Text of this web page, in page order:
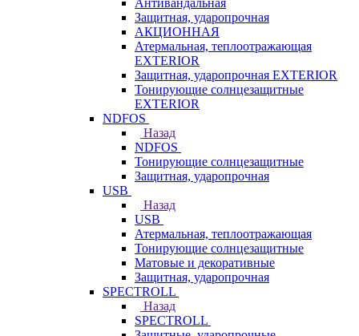
Антивандальная
Защитная, ударопрочная
АКЦИОННАЯ
Атермальная, теплоотражающая
EXTERIOR
Защитная, ударопрочная EXTERIOR
Тонирующие солнцезащитные
EXTERIOR
NDFOS
Назад
NDFOS
Тонирующие солнцезащитные
Защитная, ударопрочная
USB
Назад
USB
Атермальная, теплоотражающая
Тонирующие солнцезащитные
Матовые и декоративные
Защитная, ударопрочная
SPECTROLL
Назад
SPECTROLL